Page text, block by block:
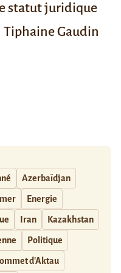
statut juridique
Tiphaine Gaudin
Azerbaïdjan
Energie
Iran Kazakhstan
Politique
d'Aktau